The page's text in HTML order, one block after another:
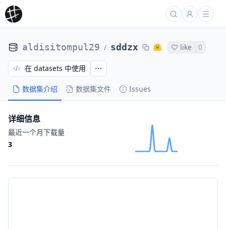
aldisitompul29 / sddzx like 0
数据集介绍 数据集文件 Issues
在 datasets 中使用
详细信息
最近一个月下载量
3